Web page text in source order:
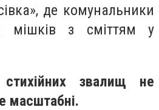
де комунальники
мішків з сміттям у
звалищ не
масштабні.